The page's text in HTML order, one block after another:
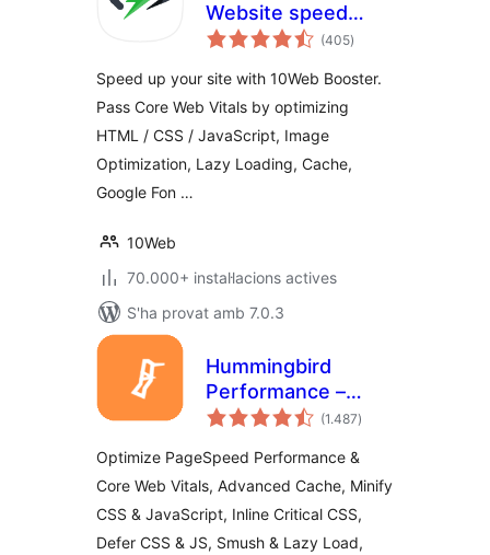
Website speed
optimization, Cache
optimizer
(405puntuacions
totals
)
Speed up your site with 10Web Booster.
Pass Core Web Vitals by optimizing
HTML / CSS / JavaScript, Image
Optimization, Lazy Loading, Cache,
Google Fon …
10Web
70.000+ instal·lacions actives
S'ha provat amb 7.0.3
Hummingbird
Performance –
Cache & Page
for Core Web Vitals
| Critical CSS |
Minify CSS | Defer
CSS Javascript |
(1.487puntuacions
totals
)
Optimize PageSpeed Performance &
Core Web Vitals, Advanced Cache, Minify
CSS & JavaScript, Inline Critical CSS,
Defer CSS & JS, Smush & Lazy Load,